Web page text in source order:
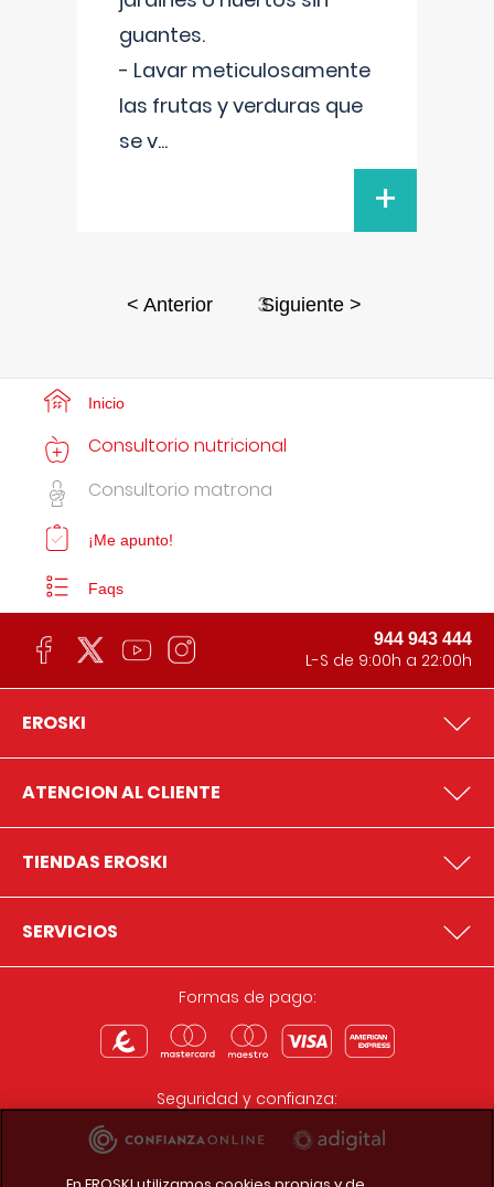
guantes.
- Lavar meticulosamente
las frutas y verduras que
se v...
+
< Anterior 3Siguiente >
Inicio
Consultorio nutricional
Consultorio matrona
¡Me apunto!
Faqs
944 943 444
L-S de 9:00h a 22:00h
EROSKI
ATENCION AL CLIENTE
TIENDAS EROSKI
SERVICIOS
Formas de pago:
Seguridad y confianza: